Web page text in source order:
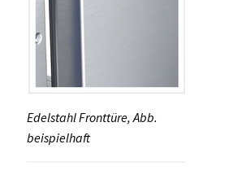
Edelstahl Fronttüre, Abb.
beispielhaft